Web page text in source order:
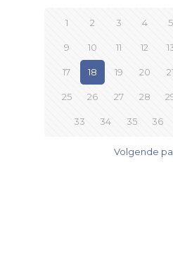
1 2 3 4 5
9 10 11 12
17 18 19 20 21
25 26 27 28
33 34 35 36
Volgende